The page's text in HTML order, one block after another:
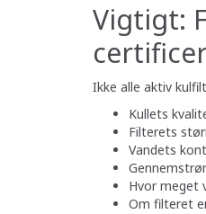
Vigtigt:
Ikke alle aktiv
Kullets
Filterets
Vandets
Hvor meget
Om filteret